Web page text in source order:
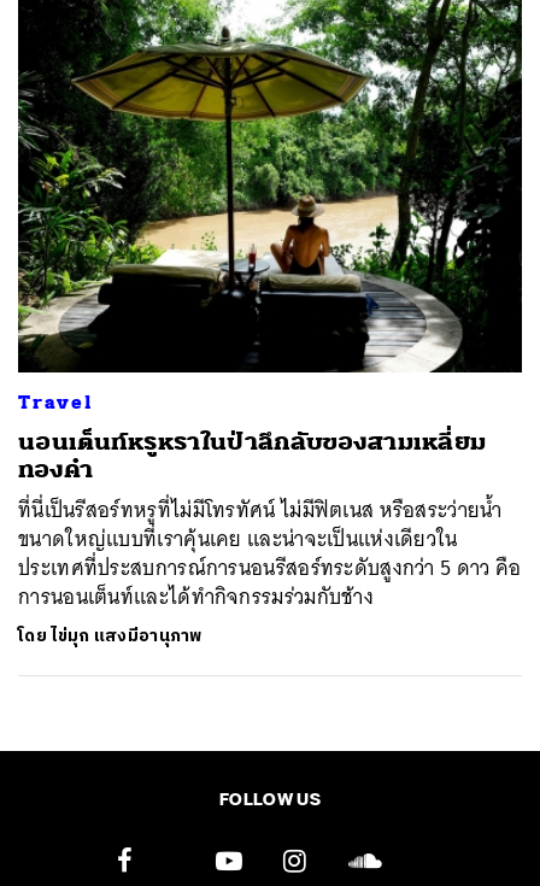
Travel
นอนเต็นท์หรูหราในป่าลึกลับของสามเหลี่ยม
ทองคำ
ที่นี่เป็นรีสอร์ทหรูที่ไม่มีโทรทัศน์ ไม่มีฟิตเนส หรือสระว่ายน้ำ
ขนาดใหญ่แบบที่เราคุ้นเคย และน่าจะเป็นแห่งเดียวใน
ประเทศที่ประสบการณ์การนอนรีสอร์ทระดับสูงกว่า 5 ดาว คือ
การนอนเต็นท์และได้ทำกิจกรรมร่วมกับช้าง
โดยไข่มุก แสงมีอานุภาพ
FOLLOW US